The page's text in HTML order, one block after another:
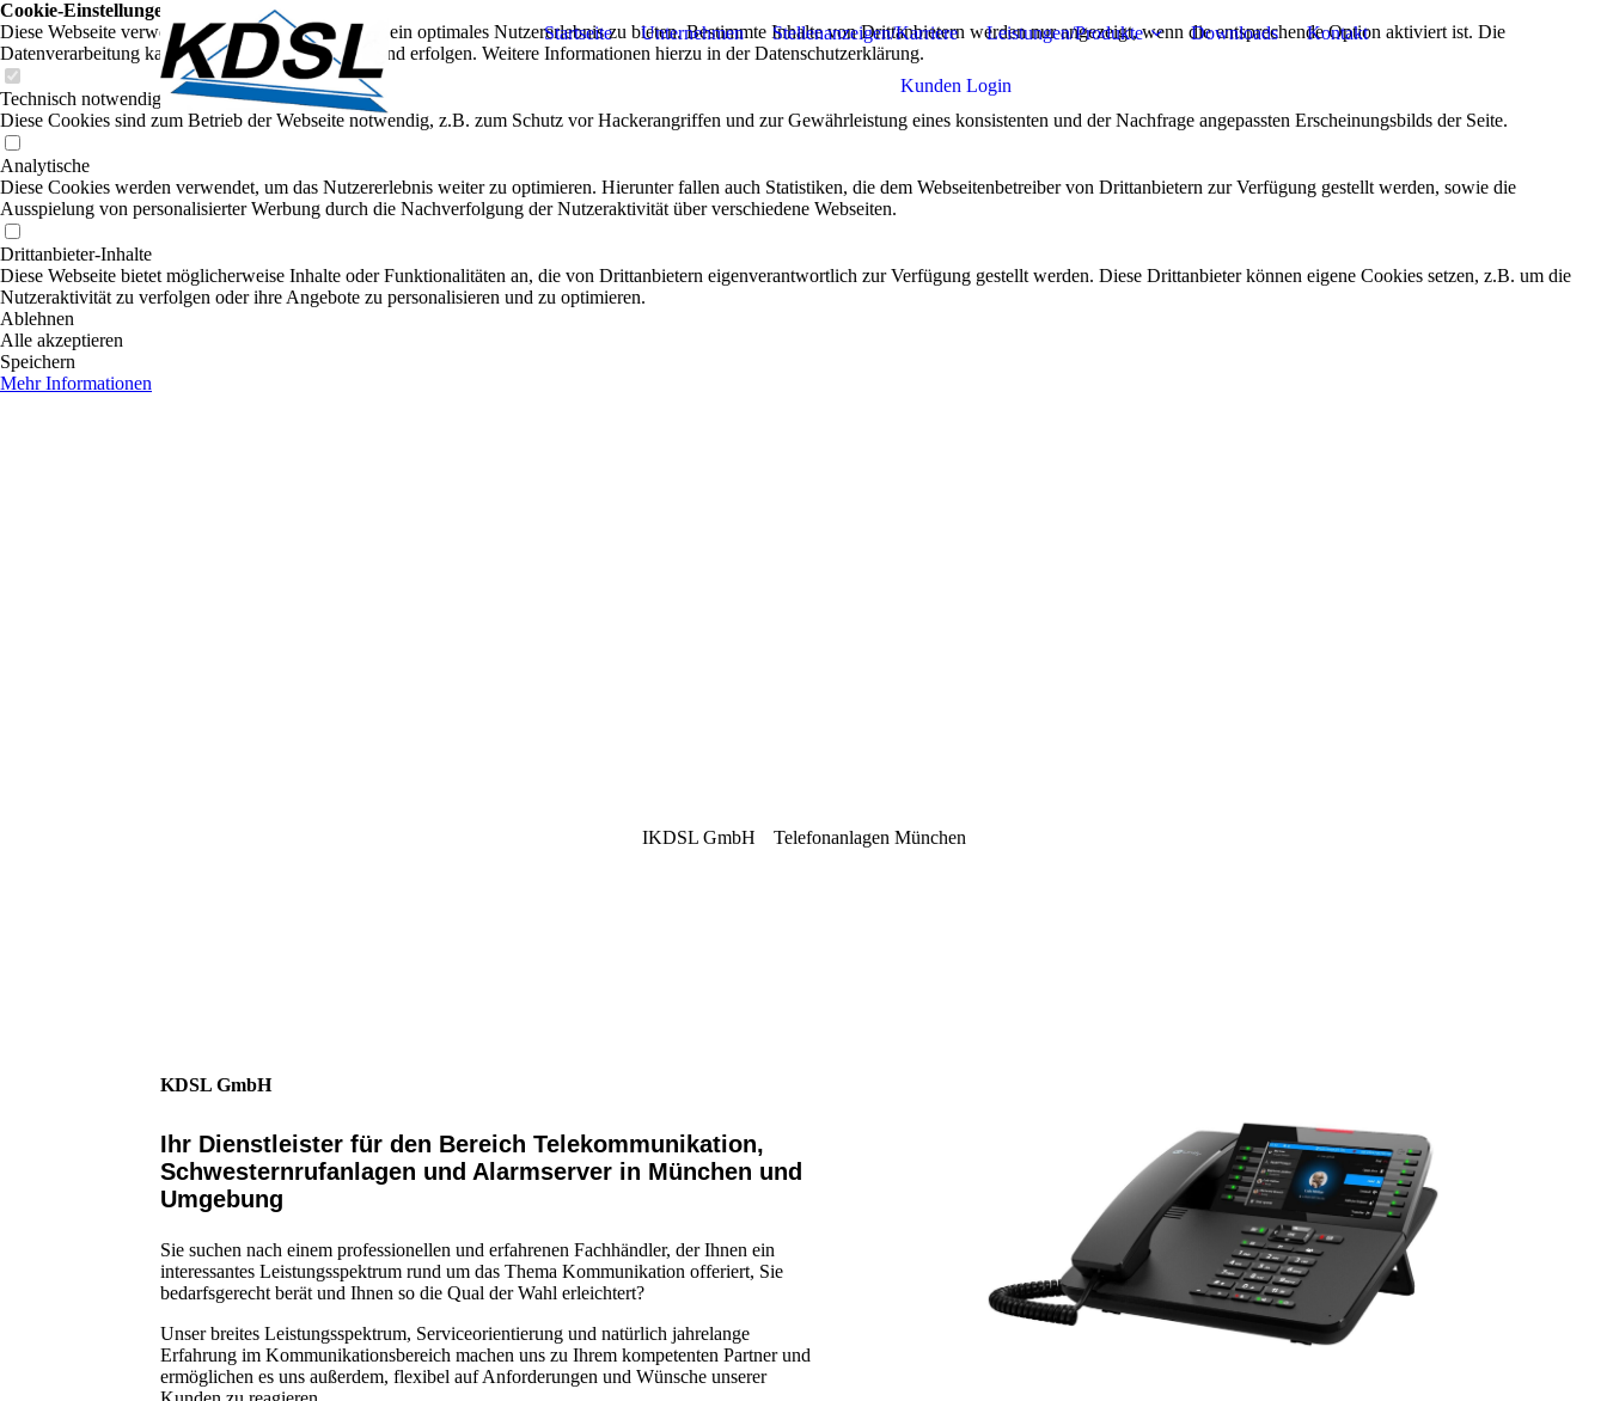
Startseite Unternehmen Stellenanzeigen/Karriere Leistungen/Produkte Downloads Kontakt
Kunden Login
IKDSL GmbH Telefonanlagen München
KDSL GmbH
Ihr Dienstleister für den Bereich Telekommunikation,
Schwesternrufanlagen und Alarmserver in München und
Umgebung
Sie suchen nach einem professionellen und erfahrenen Fachhändler, der Ihnen ein
interessantes Leistungsspektrum rund um das Thema Kommunikation offeriert, Sie
bedarfsgerecht berät und Ihnen so die Qual der Wahl erleichtert?
Unser breites Leistungsspektrum, Serviceorientierung und natürlich jahrelange
Erfahrung im Kommunikationsbereich machen uns zu Ihrem kompetenten Partner und
ermöglichen es uns außerdem, flexibel auf Anforderungen und Wünsche unserer
Cookie-Einstellungen
Diese Webseite verwendet Cookies, um Besuchern ein optimales Nutzererlebnis zu bieten. Bestimmte Inhalte von Drittanbietern werden nur angezeigt, wenn die entsprechende Option aktiviert ist. Die
Datenverarbeitung kann dann auch in einem Drittland erfolgen. Weitere Informationen hierzu in der Datenschutzerklärung.
Technisch notwendige
Diese Cookies sind zum Betrieb der Webseite notwendig, z.B. zum Schutz vor Hackerangriffen und zur Gewährleistung eines konsistenten und der Nachfrage angepassten Erscheinungsbilds der Seite.
Analytische
Diese Cookies werden verwendet, um das Nutzererlebnis weiter zu optimieren. Hierunter fallen auch Statistiken, die dem Webseitenbetreiber von Drittanbietern zur Verfügung gestellt werden, sowie die
Ausspielung von personalisierter Werbung durch die Nachverfolgung der Nutzeraktivität über verschiedene Webseiten.
Drittanbieter-Inhalte
Diese Webseite bietet möglicherweise Inhalte oder Funktionalitäten an, die von Drittanbietern eigenverantwortlich zur Verfügung gestellt werden. Diese Drittanbieter können eigene Cookies setzen, z.B. um die
Nutzeraktivität zu verfolgen oder ihre Angebote zu personalisieren und zu optimieren.
Ablehnen
Alle akzeptieren
Speichern
Mehr Informationen